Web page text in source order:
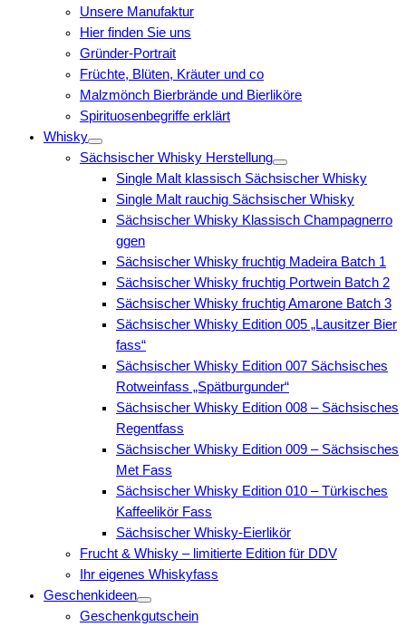
Unsere Manufaktur
Hier finden Sie uns
Gründer-Portrait
Früchte, Blüten, Kräuter und co
Malzmönch Bierbrände und Bierliköre
Spirituosenbegriffe erklärt
Whisky
Sächsischer Whisky Herstellung
Single Malt klassisch Sächsischer Whisky
Single Malt rauchig Sächsischer Whisky
Sächsischer Whisky Klassisch Champagnerro
ggen
Sächsischer Whisky fruchtig Madeira Batch 1
Sächsischer Whisky fruchtig Portwein Batch 2
Sächsischer Whisky fruchtig Amarone Batch 3
Sächsischer Whisky Edition 005 „Lausitzer Bier
fass“
Sächsischer Whisky Edition 007 Sächsisches
Rotweinfass „Spätburgunder“
Sächsischer Whisky Edition 008 – Sächsisches
Regentfass
Sächsischer Whisky Edition 009 – Sächsisches
Met Fass
Sächsischer Whisky Edition 010 – Türkisches
Kaffeelikör Fass
Sächsischer Whisky-Eierlikör
Frucht & Whisky – limitierte Edition für DDV
Ihr eigenes Whiskyfass
Geschenkideen
Geschenkgutschein